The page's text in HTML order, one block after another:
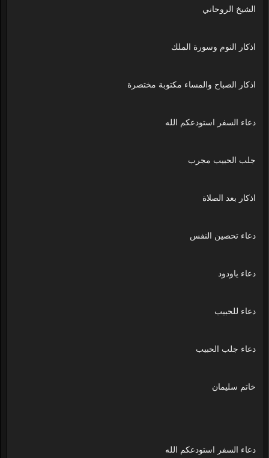
الشيخ الروحاني
اذكار النوم وسورة الملك
اذكار الصباح والمساء مكتوبة مختصرة
دعاء السفر استودعكم الله
جلب الحبيب مجرب
اذكار بعد الصلاة
دعاء تحصين النفس
دعاء ياودود
دعاء للحبيب
دعاء جلب الحبيب
خاتم سليمان
دعاء السفر استودعكم الله